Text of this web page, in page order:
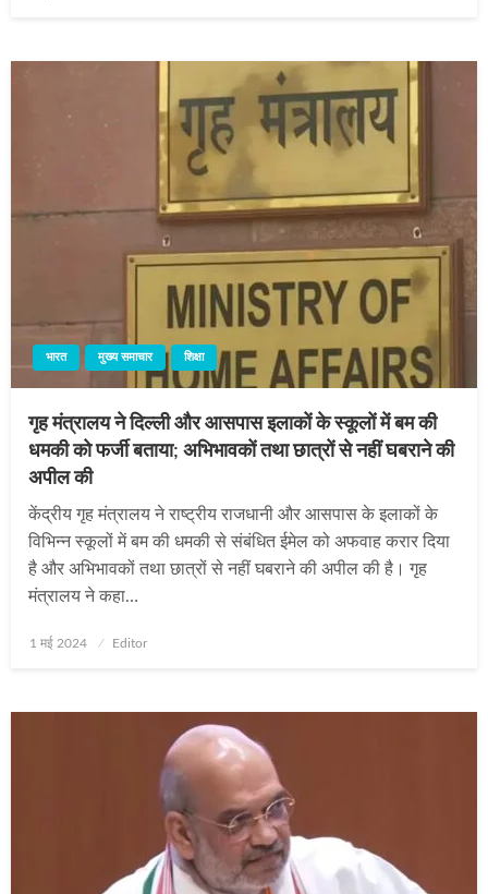
भारत मुख्य समाचार शिक्षा
गृह मंत्रालय ने दिल्ली और आसपास इलाकों के स्कूलों में बम की
धमकी को फर्जी बताया; अभिभावकों तथा छात्रों से नहीं घबराने की
अपील की
केंद्रीय गृह मंत्रालय ने राष्ट्रीय राजधानी और आसपास के इलाकों के
विभिन्न स्कूलों में बम की धमकी से संबंधित ईमेल को अफवाह करार दिया
है और अभिभावकों तथा छात्रों से नहीं घबराने की अपील की है। गृह
मंत्रालय ने कहा…
Posted
1 मई 2024 Editor